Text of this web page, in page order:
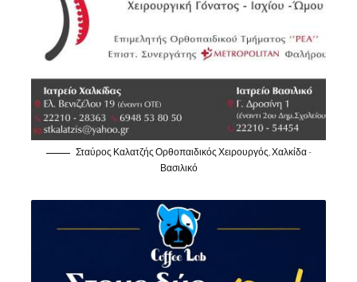
Σταύρος Καλατζής Ορθοπαιδικός Χειρουργός, Χαλκίδα -
Βασιλικό